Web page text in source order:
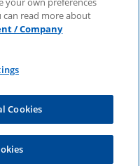
can read more about
/ Company
Cookies